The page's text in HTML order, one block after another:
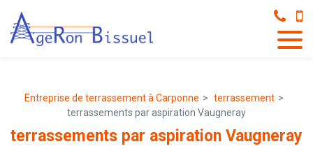
Entreprise de terrassement à Carponne
terrassement
terrassements par aspiration Vaugneray
terrassements par aspiration Vaugneray